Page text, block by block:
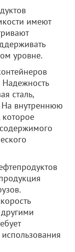
имеют
уровне.
сталь,
На внутреннюю
которое